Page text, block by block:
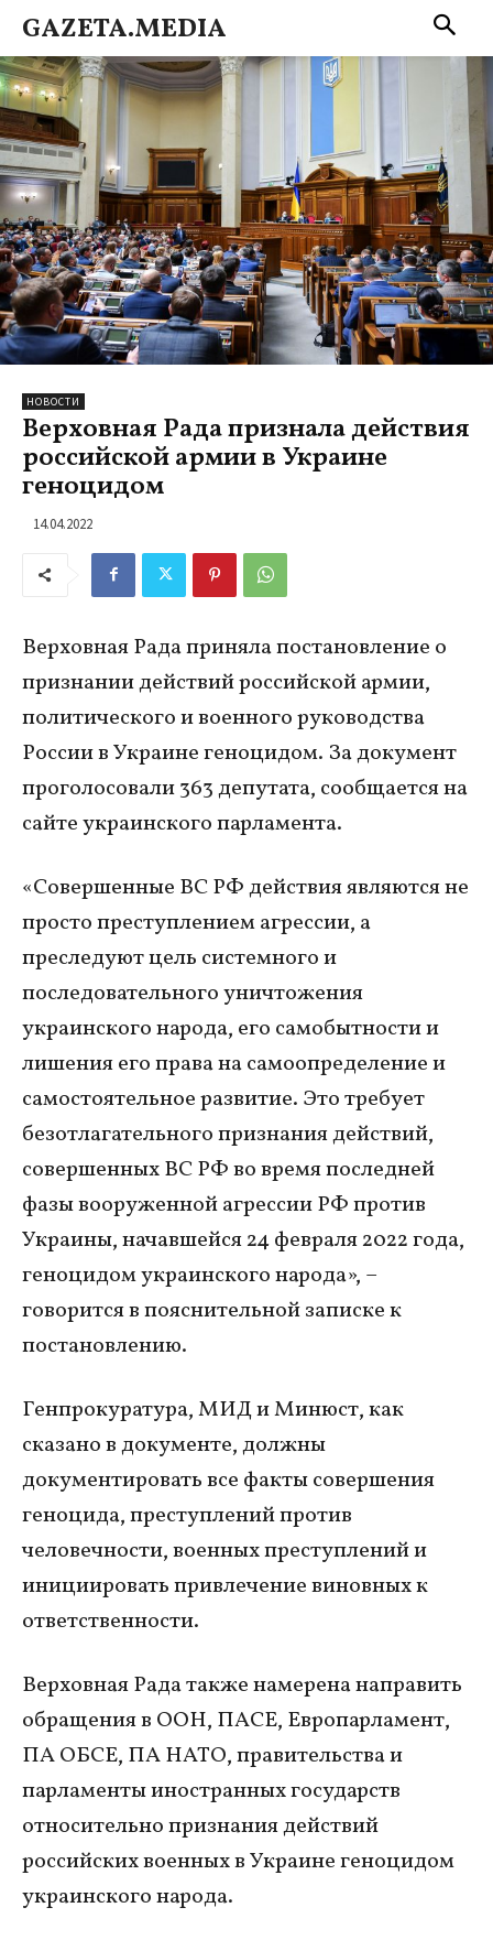
GAZETA.MEDIA
НОВОСТИ
Верховная Рада признала действия
российской армии в Украине
геноцидом
14.04.2022
Верховная Рада приняла постановление о
признании действий российской армии,
политического и военного руководства
России в Украине геноцидом. За документ
проголосовали 363 депутата, сообщается на
сайте украинского парламента.
«Совершенные ВС РФ действия являются не
просто преступлением агрессии, а
преследуют цель системного и
последовательного уничтожения
украинского народа, его самобытности и
лишения его права на самоопределение и
самостоятельное развитие. Это требует
безотлагательного признания действий,
совершенных ВС РФ во время последней
фазы вооруженной агрессии РФ против
Украины, начавшейся 24 февраля 2022 года,
геноцидом украинского народа», –
говорится в пояснительной записке к
постановлению.
Генпрокуратура, МИД и Минюст, как
сказано в документе, должны
документировать все факты совершения
геноцида, преступлений против
человечности, военных преступлений и
инициировать привлечение виновных к
ответственности.
Верховная Рада также намерена направить
обращения в ООН, ПАСЕ, Европарламент,
ПА ОБСЕ, ПА НАТО, правительства и
парламенты иностранных государств
относительно признания действий
российских военных в Украине геноцидом
украинского народа.